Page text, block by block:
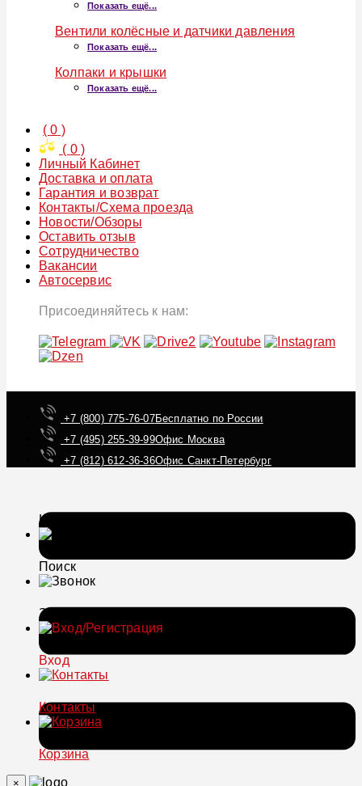
Показать ещё...
Вентили колёсные и датчики давления
Показать ещё...
Колпаки и крышки
Показать ещё...
(0 )
( 0)
Личный Кабинет
Доставка и оплата
Гарантия и возврат
Контакты/Схема проезда
Новости/Обзоры
Оставить отзыв
Сотрудничество
Вакансии
Автосервис
Присоединяйтесь к нам:
+7 (800) 775-76-07Бесплатно по России
+7 (495) 255-39-99Офис Москва
+7 (812) 612-36-36Офис Санкт-Петербург
Каталог
Поиск
Звонок
Вход
Контакты
Корзина
×